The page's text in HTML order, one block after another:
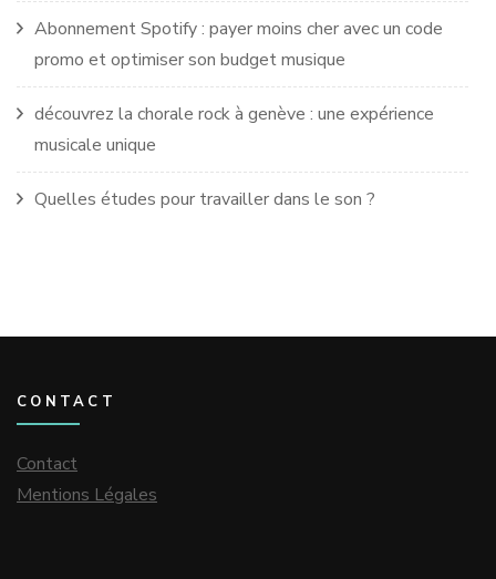
Abonnement Spotify : payer moins cher avec un code
promo et optimiser son budget musique
découvrez la chorale rock à genève : une expérience
musicale unique
Quelles études pour travailler dans le son ?
CONTACT
Contact
Mentions Légales